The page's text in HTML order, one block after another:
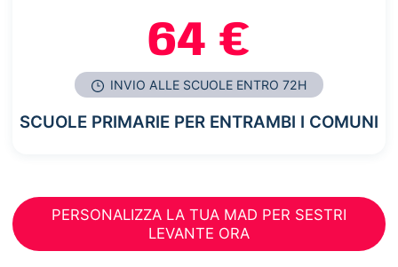
64 €
INVIO ALLE SCUOLE ENTRO 72H
SCUOLE PRIMARIE PER ENTRAMBI I COMUNI
PERSONALIZZA LA TUA MAD PER SESTRI
LEVANTE ORA